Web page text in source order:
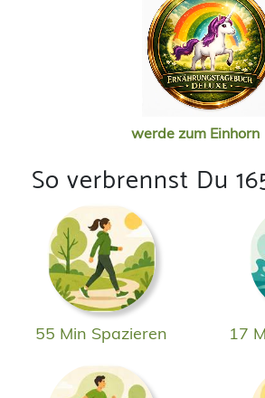
werde zum Einhorn
So verbrennst Du
55 Min Spazieren 17